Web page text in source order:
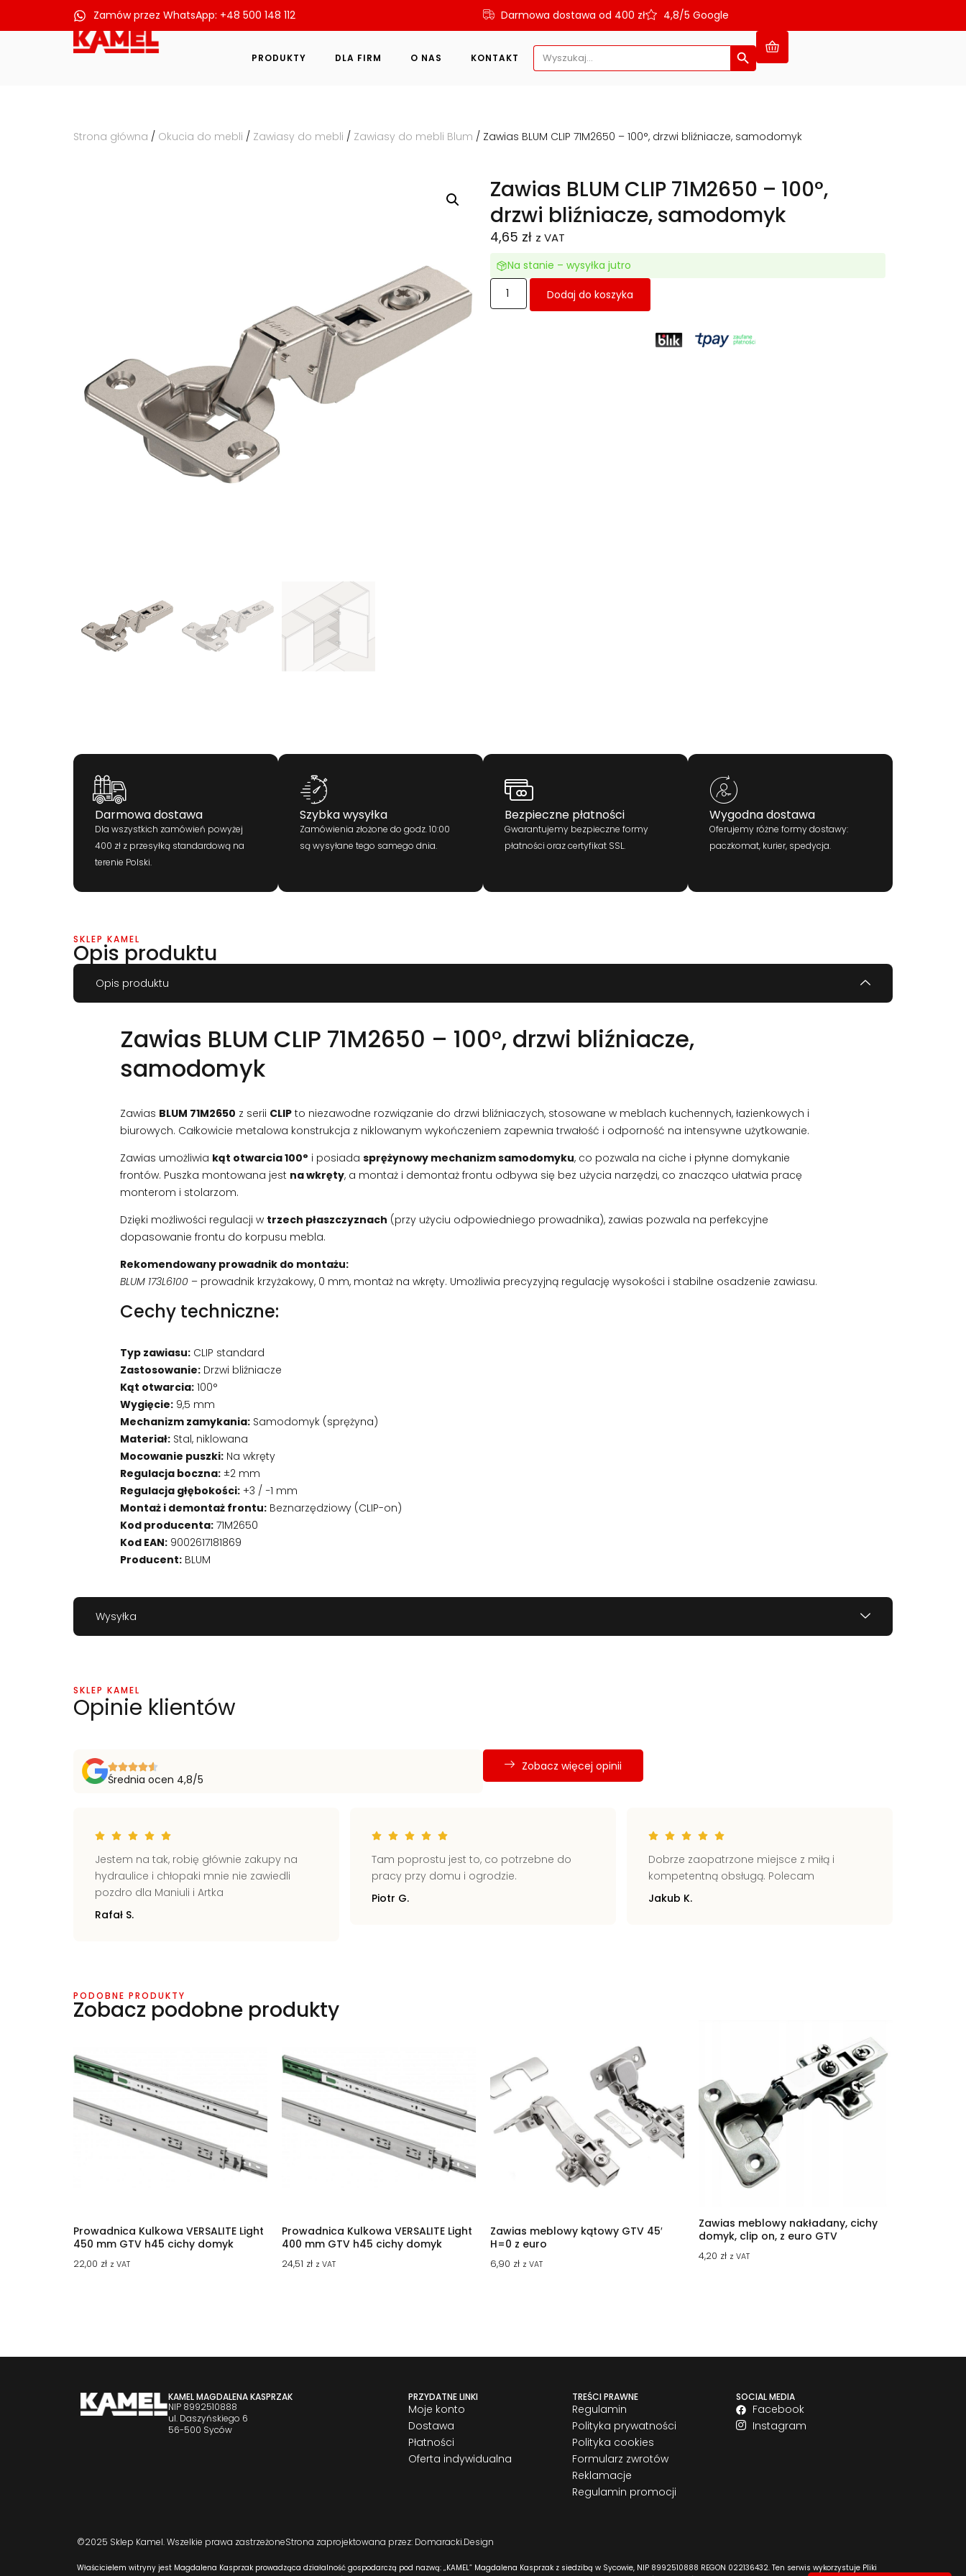
Zamów przez WhatsApp: +48 500 148 112 Darmowa dostawa od 400 zł 4,8/5 Google
PRODUKTY DLA FIRM O NAS KONTAKT
Search
for:
Search Button
Strona główna / Okucia do mebli / Zawiasy do mebli / Zawiasy do mebli Blum / Zawias BLUM CLIP 71M2650 – 100°, drzwi bliźniacze, samodomyk
Zawias BLUM CLIP 71M2650 – 100°,
drzwi bliźniacze, samodomyk
4,65 zł z VAT
Na stanie – wysyłka jutro
Dodaj do koszyka
Darmowa dostawa
Dla wszystkich zamówień powyżej
400 zł z przesyłką standardową na
terenie Polski.
Szybka wysyłka
Zamówienia złożone do godz. 10:00
są wysyłane tego samego dnia.
Bezpieczne płatności
Gwarantujemy bezpieczne formy
płatności oraz certyfikat SSL.
Wygodna dostawa
Oferujemy różne formy dostawy:
paczkomat, kurier, spedycja.
SKLEP KAMEL
Opis produktu
Opis produktu
Zawias BLUM CLIP 71M2650 – 100°, drzwi bliźniacze,
samodomyk
Zawias BLUM 71M2650 z serii CLIP to niezawodne rozwiązanie do drzwi bliźniaczych, stosowane w meblach kuchennych, łazienkowych i
biurowych. Całkowicie metalowa konstrukcja z niklowanym wykończeniem zapewnia trwałość i odporność na intensywne użytkowanie.
Zawias umożliwia kąt otwarcia 100° i posiada sprężynowy mechanizm samodomyku, co pozwala na ciche i płynne domykanie
frontów. Puszka montowana jest na wkręty, a montaż i demontaż frontu odbywa się bez użycia narzędzi, co znacząco ułatwia pracę
monterom i stolarzom.
Dzięki możliwości regulacji w trzech płaszczyznach (przy użyciu odpowiedniego prowadnika), zawias pozwala na perfekcyjne
dopasowanie frontu do korpusu mebla.
Rekomendowany prowadnik do montażu:
BLUM 173L6100 – prowadnik krzyżakowy, 0 mm, montaż na wkręty. Umożliwia precyzyjną regulację wysokości i stabilne osadzenie zawiasu.
Cechy techniczne:
Typ zawiasu: CLIP standard
Zastosowanie: Drzwi bliźniacze
Kąt otwarcia: 100°
Wygięcie: 9,5 mm
Mechanizm zamykania: Samodomyk (sprężyna)
Materiał: Stal, niklowana
Mocowanie puszki: Na wkręty
Regulacja boczna: ±2 mm
Regulacja głębokości: +3 / −1 mm
Montaż i demontaż frontu: Beznarzędziowy (CLIP-on)
Kod producenta: 71M2650
Kod EAN: 9002617181869
Producent: BLUM
Wysyłka
SKLEP KAMEL
Opinie klientów
Średnia ocen 4,8/5
Zobacz więcej opinii
Jestem na tak, robię głównie zakupy na
hydraulice i chłopaki mnie nie zawiedli
pozdro dla Maniuli i Artka
Rafał S.
Tam poprostu jest to, co potrzebne do
pracy przy domu i ogrodzie.
Piotr G.
Dobrze zaopatrzone miejsce z miłą i
kompetentną obsługą. Polecam
Jakub K.
PODOBNE PRODUKTY
Zobacz podobne produkty
Prowadnica Kulkowa VERSALITE Light
450 mm GTV h45 cichy domyk
22,00 zł z VAT
Prowadnica Kulkowa VERSALITE Light
400 mm GTV h45 cichy domyk
24,51 zł z VAT
Zawias meblowy kątowy GTV 45′
H=0 z euro
6,90 zł z VAT
Zawias meblowy nakładany, cichy
domyk, clip on, z euro GTV
4,20 zł z VAT
KAMEL MAGDALENA KASPRZAK
NIP 8992510888
ul. Daszyńskiego 6
56-500 Syców
PRZYDATNE LINKI
Moje konto
Dostawa
Płatności
Oferta indywidualna
TREŚCI PRAWNE
Regulamin
Polityka prywatności
Polityka cookies
Formularz zwrotów
Reklamacje
Regulamin promocji
SOCIAL MEDIA
Facebook
Instagram
©2025 Sklep Kamel. Wszelkie prawa zastrzeżoneStrona zaprojektowana przez: Domaracki.Design
Właścicielem witryny jest Magdalena Kasprzak prowadząca działalność gospodarczą pod nazwą: „KAMEL” Magdalena Kasprzak z siedzibą w Sycowie, NIP 8992510888 REGON 022136432. Ten serwis wykorzystuje Pliki